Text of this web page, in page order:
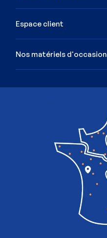
Espace client
Nos matériels d'occasion